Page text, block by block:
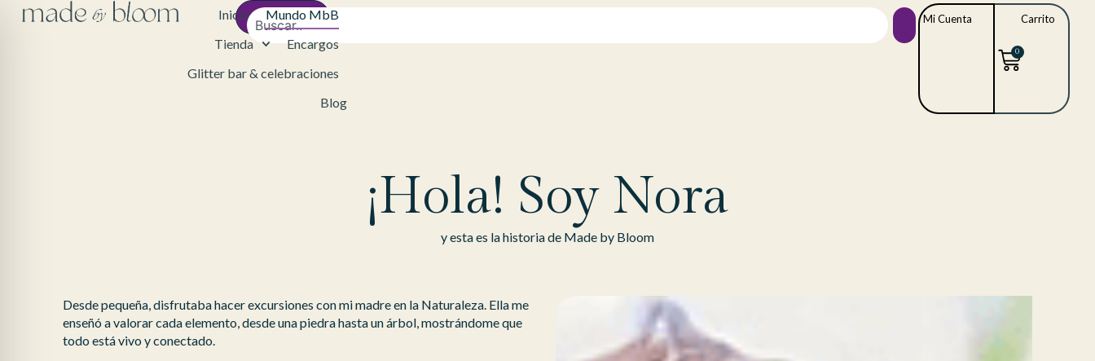
Inicio
Mundo MbB
Tienda
Encargos
Glitter bar & celebraciones
Blog
Contacto Mi Cuenta
0
Carrito
¡Hola! Soy Nora
y esta es la historia de Made by Bloom
Desde pequeña, disfrutaba hacer excursiones con mi madre en la Naturaleza. Ella me
enseñó a valorar cada elemento, desde una piedra hasta un árbol, mostrándome que
todo está vivo y conectado.